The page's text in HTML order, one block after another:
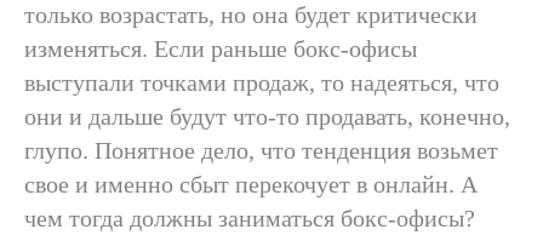
только возрастать, но она будет критически
изменяться. Если раньше бокс-офисы
выступали точками продаж, то надеяться, что
они и дальше будут что-то продавать, конечно,
глупо. Понятное дело, что тенденция возьмет
свое и именно сбыт перекочует в онлайн. А
чем тогда должны заниматься бокс-офисы?